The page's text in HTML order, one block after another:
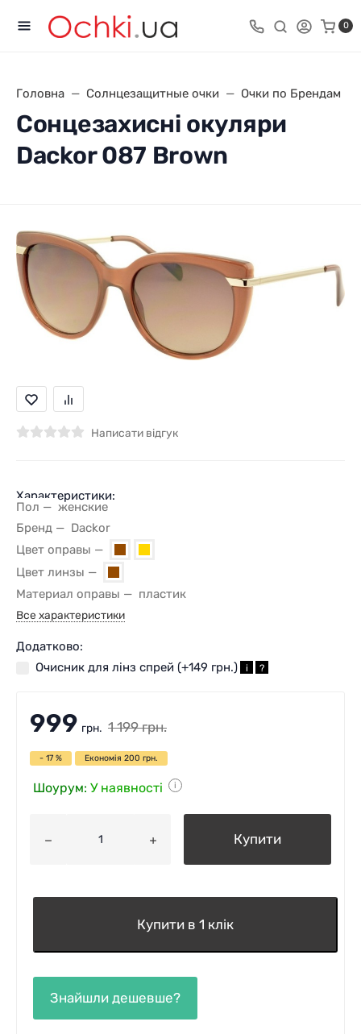
0
Головна Солнцезащитные очки Очки по Брендам
Сонцезахисні окуляри
Dackor 087 Brown
Написати відгук
Характеристики:
Пол
женские
Бренд
Dackor
Цвет оправы
Цвет линзы
Материал оправы
пластик
Все характеристики
Додатково:
Очисник для лінз спрей (+149 грн.) i ?
999 грн. 1 199 грн.
- 17 % Економія 200 грн.
Шоурум: У наявності i
Купити
Купити в 1 клік